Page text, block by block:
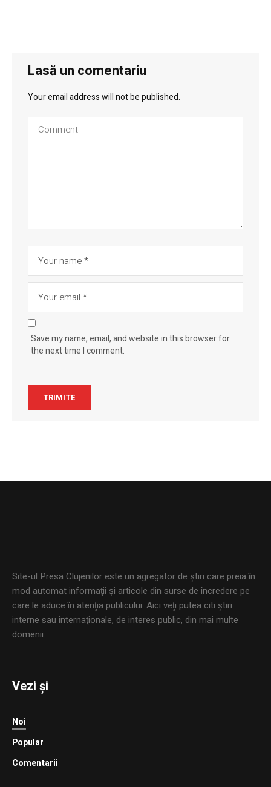
Lasă un comentariu
Your email address will not be published.
Save my name, email, and website in this browser for
the next time I comment.
Site-ul Presa Clujenilor este un agregator de ştiri care preia în
mod automat informaţii şi articole din surse de încredere pe
care le aduce în atenţia publicului. Aici veţi putea citi ştiri
interne sau internaţionale, de interes public, din mai multe
domenii.
Vezi și
Noi
Popular
Comentarii